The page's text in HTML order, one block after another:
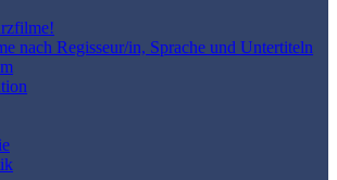
nach Regisseur/in, Sprache und Untertiteln